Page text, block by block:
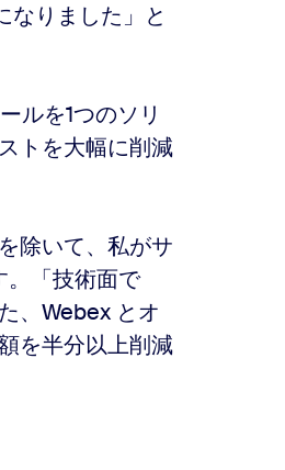
なりました」と
ルを1つのソリ
トを大幅に削減
除いて、私がサ
。「技術面で
、Webex とオ
を半分以上削減